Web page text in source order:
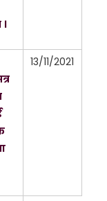
13/11/2021